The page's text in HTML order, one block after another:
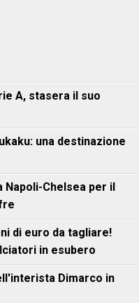
A, stasera il suo
una destinazione
Chelsea per il
di euro da tagliare!
in esubero
Dimarco in